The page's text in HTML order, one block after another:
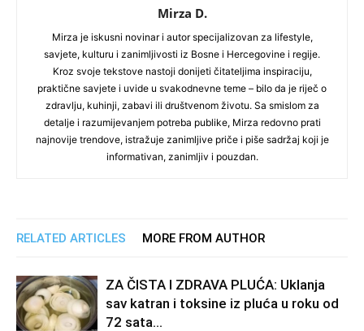
Mirza D.
Mirza je iskusni novinar i autor specijalizovan za lifestyle,
savjete, kulturu i zanimljivosti iz Bosne i Hercegovine i regije.
Kroz svoje tekstove nastoji donijeti čitateljima inspiraciju,
praktične savjete i uvide u svakodnevne teme – bilo da je riječ o
zdravlju, kuhinji, zabavi ili društvenom životu. Sa smislom za
detalje i razumijevanjem potreba publike, Mirza redovno prati
najnovije trendove, istražuje zanimljive priče i piše sadržaj koji je
informativan, zanimljiv i pouzdan.
RELATED ARTICLES MORE FROM AUTHOR
ZA ČISTA I ZDRAVA PLUĆA: Uklanja
sav katran i toksine iz pluća u roku od
72 sata…